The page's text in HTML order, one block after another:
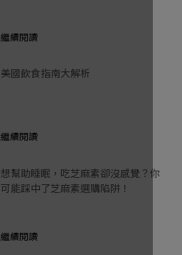
繼續閱讀
美國飲食指南大解析
繼續閱讀
想幫助睡眠，吃芝麻素卻沒感覺？你
可能踩中了芝麻素選購陷阱！
繼續閱讀